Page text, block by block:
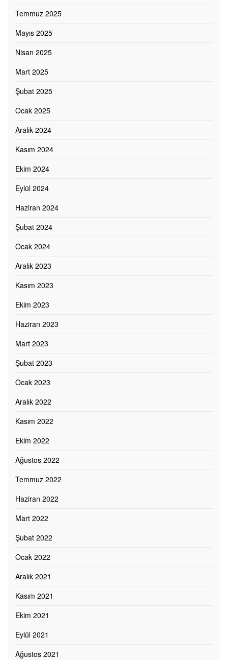
Temmuz 2025
Mayıs 2025
Nisan 2025
Mart 2025
Şubat 2025
Ocak 2025
Aralık 2024
Kasım 2024
Ekim 2024
Eylül 2024
Haziran 2024
Şubat 2024
Ocak 2024
Aralık 2023
Kasım 2023
Ekim 2023
Haziran 2023
Mart 2023
Şubat 2023
Ocak 2023
Aralık 2022
Kasım 2022
Ekim 2022
Ağustos 2022
Temmuz 2022
Haziran 2022
Mart 2022
Şubat 2022
Ocak 2022
Aralık 2021
Kasım 2021
Ekim 2021
Eylül 2021
Ağustos 2021